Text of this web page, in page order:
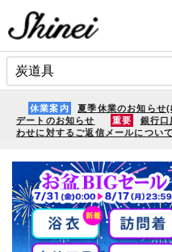
休業案内 夏季休業のお知らせ
デートのお知らせ
重要 銀行口
わせに対するご返信メールについて